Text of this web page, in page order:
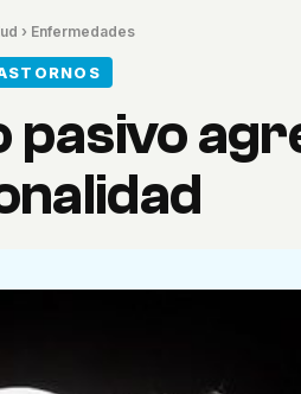
› Enfermedades